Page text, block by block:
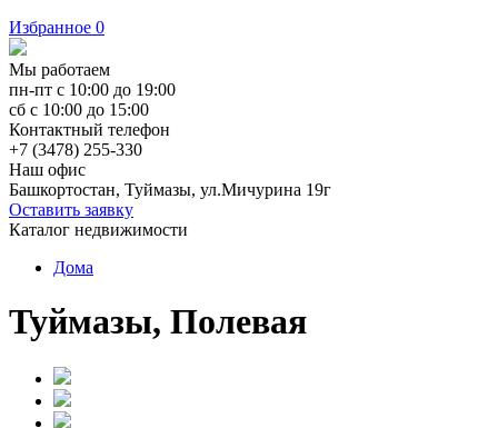
Избранное 0
Мы работаем
пн-пт с 10:00 до 19:00
сб с 10:00 до 15:00
Контактный телефон
+7 (3478) 255-330
Наш офис
Башкортостан, Туймазы, ул.Мичурина 19г
Оставить заявку
Каталог недвижимости
Дома
Туймазы, Полевая